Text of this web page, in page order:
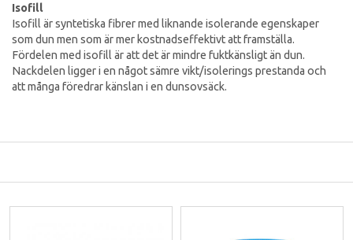
Isofill
Isofill är syntetiska fibrer med liknande isolerande egenskaper
som dun men som är mer kostnadseffektivt att framställa.
Fördelen med isofill är att det är mindre fuktkänsligt än dun.
Nackdelen ligger i en något sämre vikt/isolerings prestanda och
att många föredrar känslan i en dunsovsäck.